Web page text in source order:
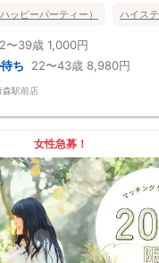
方と交流して頂き、連絡先の交換も自
られますので、ご安心してご参加下
せて頂きます。
ました』とお伝えください。受付ま
て参加費をお支払い下さい。
ルにより最少催行人数を下回った場
性2名以上からとなっております。
ますが、キャンセル等によって変動
わらず,最少催行人数を下回った場合
ます。）
ッピーパーティー） ハイス
〜39歳 1,000円
ち 22〜43歳 8,980円
森駅前店
女性急募！